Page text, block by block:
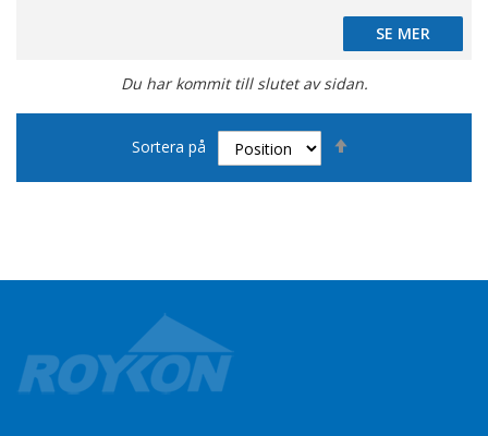
SE MER
SE MER
Du har kommit till slutet av sidan.
Sortera på